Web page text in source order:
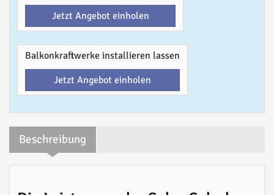
Jetzt Angebot einholen
Balkonkraftwerke installieren lassen
Jetzt Angebot einholen
Beschreibung